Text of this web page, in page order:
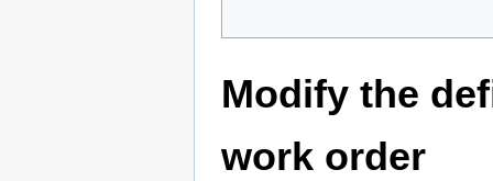
Modify the
work order